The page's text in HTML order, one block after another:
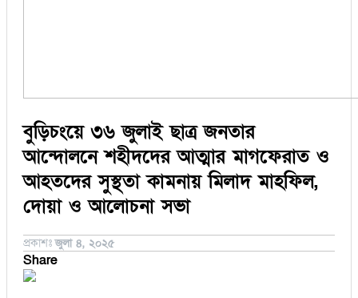
তথ্য ও প্রযুক্তি বানিজ্য বিচিত্র সংবাদ লাইফস্টাইল
বুড়িচংয়ে ৩৬ জুলাই ছাত্র জনতার
আন্দোলনে শহীদদের আত্মার মাগফেরাত ও
আহতদের সুস্থতা কামনায় মিলাদ মাহফিল,
দোয়া ও আলোচনা সভা
প্রকাশঃজুলা ৪, ২০২৫
Share